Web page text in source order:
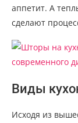
аппетит. А
сделают
Виды
Исходя из